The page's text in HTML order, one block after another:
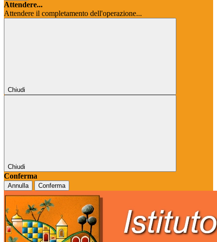
Attendere...
Attendere il completamento dell'operazione...
Chiudi
Chiudi
Conferma
Annulla Conferma